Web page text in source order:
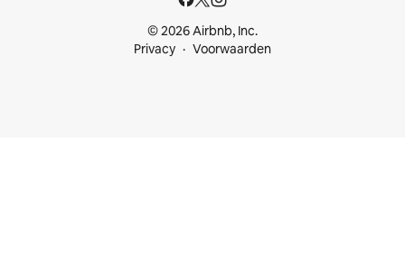
© 2026 Airbnb, Inc.
Privacy
Voorwaarden